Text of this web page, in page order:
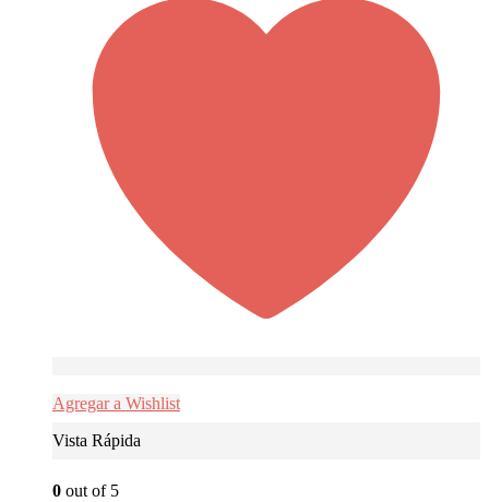
Agregar a Wishlist
Vista Rápida
0 out of 5